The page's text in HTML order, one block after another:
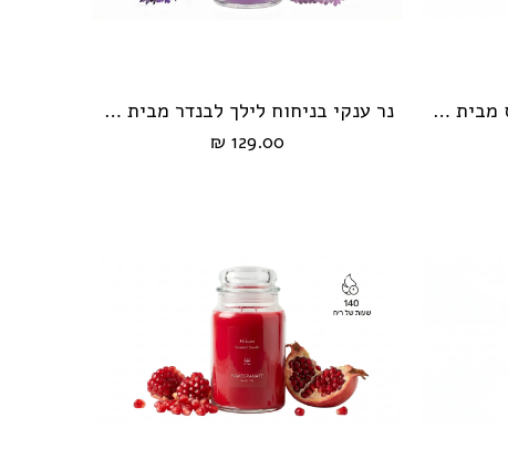
נר ענקי בניחוח בננה קוקוס מבית HIKARI הוספה לעגלה נר ענקי בניחוח לילך לבנדר מבית HIKARI
129.00 ₪